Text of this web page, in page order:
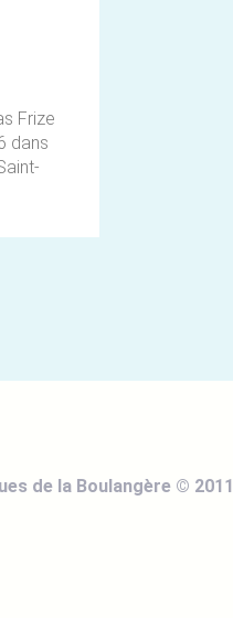
Frize
dans
de la Boulangère © 2011